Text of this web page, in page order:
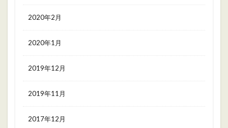
2020年2月
2020年1月
2019年12月
2019年11月
2017年12月